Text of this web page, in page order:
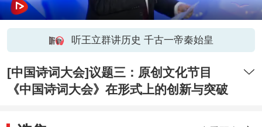
听王立群讲历史 千古一帝秦始皇
[中国诗词大会]议题三：原创文化节目
《中国诗词大会》在形式上的创新与突破